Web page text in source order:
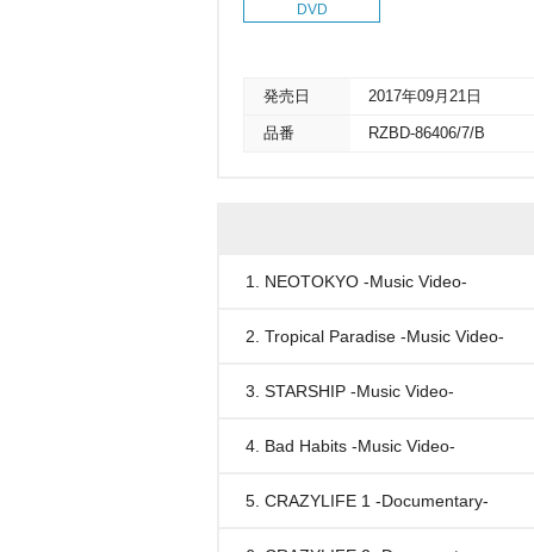
DVD
発売日 2017年09月21日
品番 RZBD-86406/7/B
1. NEOTOKYO -Music Video-
2. Tropical Paradise -Music Video-
3. STARSHIP -Music Video-
4. Bad Habits -Music Video-
5. CRAZYLIFE 1 -Documentary-